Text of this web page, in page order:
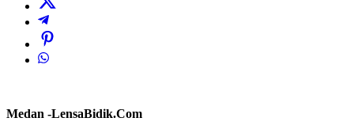
Medan -LensaBidik.Com